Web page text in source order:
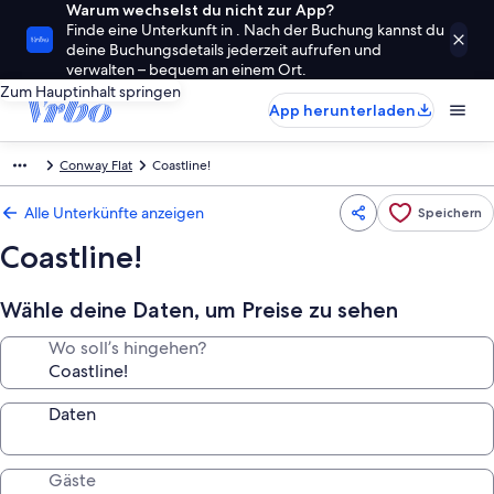
Warum wechselst du nicht zur App?
Finde eine Unterkunft in . Nach der Buchung kannst du
deine Buchungsdetails jederzeit aufrufen und
verwalten – bequem an einem Ort.
Zum Hauptinhalt springen
App herunterladen
Conway Flat Coastline!
Alle Unterkünfte anzeigen Speichern
Coastline!
Wähle deine Daten, um Preise zu sehen
Wo soll’s hingehen?
Daten
Gäste